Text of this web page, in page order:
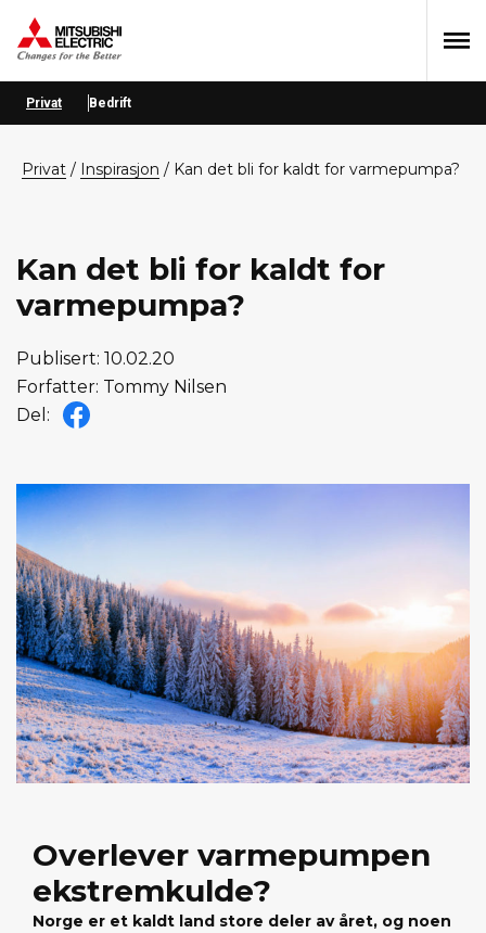
Hopp
menyen
Hopp
Hopp
Privat Bedrift
privat / Inspirasjon / Kan det bli for kaldt for varmepumpa?
Kan det bli for kaldt for
varmepumpa?
Publisert: 10.02.20
Forfatter: Tommy Nilsen
Del:
Overlever varmepumpen
ekstremkulde?
Norge er et kaldt land store deler av året, og noen